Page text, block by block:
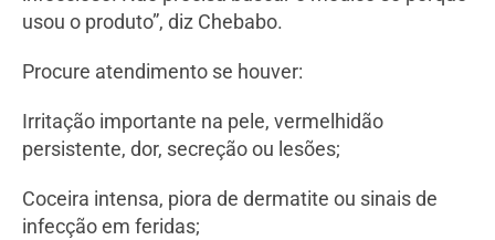
usou o produto”, diz Chebabo.
Procure atendimento se houver:
Irritação importante na pele, vermelhidão
persistente, dor, secreção ou lesões;
Coceira intensa, piora de dermatite ou sinais de
infecção em feridas;